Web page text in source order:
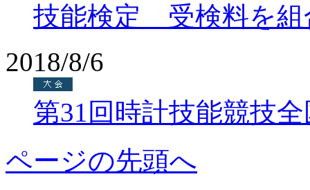
技能検定 受検料を組
2018/8/6
第31回時計技能競技
ページの先頭へ